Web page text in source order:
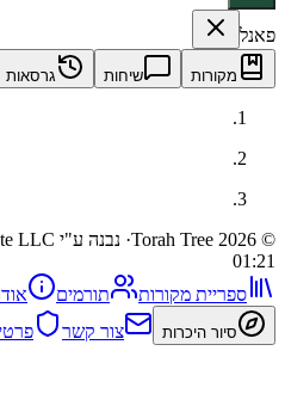
שיחות גרסאות
· נבנה ע"י Turn Byte LLC
מקורות תורמים אודות
היכרות צור קשר פרטיות